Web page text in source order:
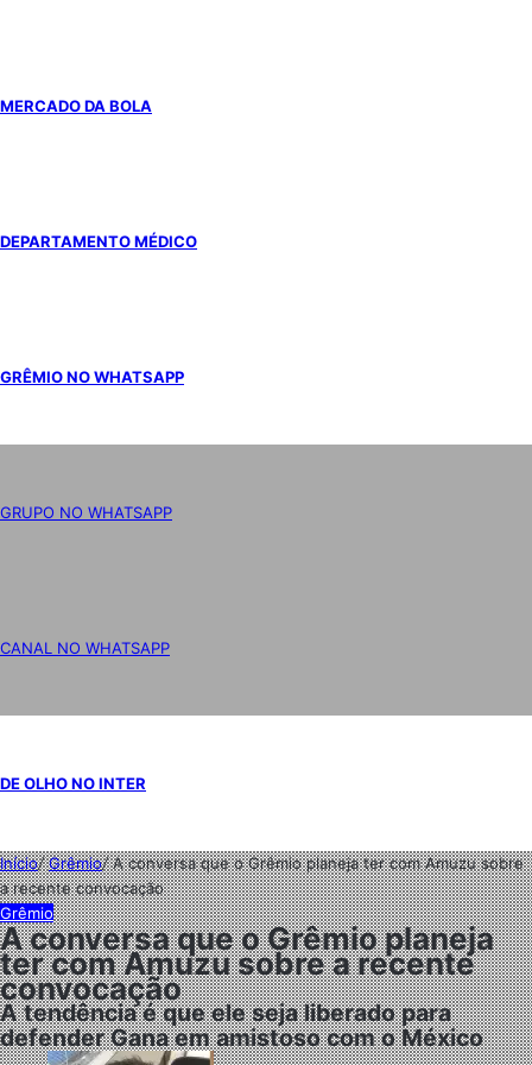
MERCADO DA BOLA
DEPARTAMENTO MÉDICO
GRÊMIO NO WHATSAPP
GRUPO NO WHATSAPP
CANAL NO WHATSAPP
DE OLHO NO INTER
Início/Grêmio/A conversa que o Grêmio planeja ter com Amuzu sobre
a recente convocação
Grêmio
A conversa que o Grêmio planeja
ter com Amuzu sobre a recente
convocação
A tendência é que ele seja liberado para
defender Gana em amistoso com o México